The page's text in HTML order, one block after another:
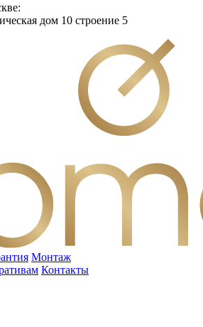
дом 10 cтроение 5
Монтаж
Контакты